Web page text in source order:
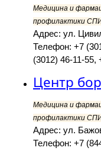
Медицина и
профилактики
Адрес: ул.
Телефон: +7
(3012) 46-11-55,
Центр
Медицина и
профилактики
Адрес: ул.
Телефон: +7